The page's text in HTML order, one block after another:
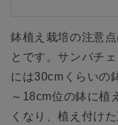
鉢植え栽培の注意
とです。サンパチ
には30cmくらいの
～18cm位の鉢に植
くなり、植え付け